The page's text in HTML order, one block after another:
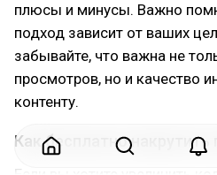
плюсы и минусы. Важно
подход зависит от ваших
забывайте, что важна не
просмотров, но и качество
контенту.
Как бесплатно накрутить